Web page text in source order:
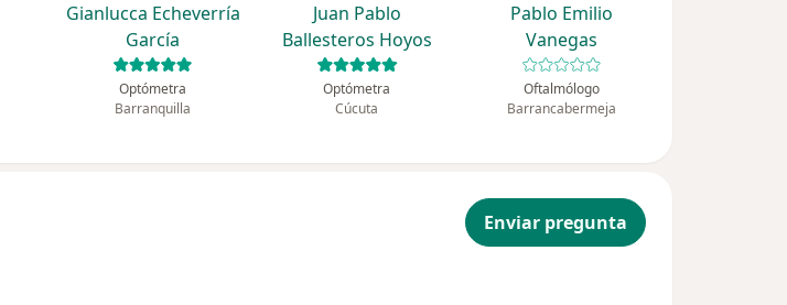
Gianlucca Echeverría
García
Optómetra
Barranquilla
Juan Pablo
Ballesteros Hoyos
Optómetra
Cúcuta
Pablo Emilio
Vanegas
Oftalmólogo
Barrancabermeja
Enviar pregunta